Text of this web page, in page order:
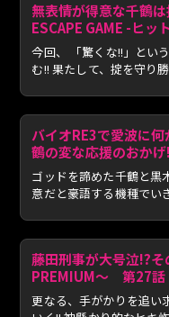
無表情が得意な千鶴
ESCAPE GAME -ヒ
ら生き残れ 第42話
今回、 「驚くな!!」とい
む!! 果たして、掟を守り
バイオRE3で愛波に
鶴の変な応援のお
ゴッドを諦めた千鶴と黒
意だと豪語する機種でい
藤田刑事が大号泣!?
PREMIUM～ 第27話
更なる、手がかりを追い